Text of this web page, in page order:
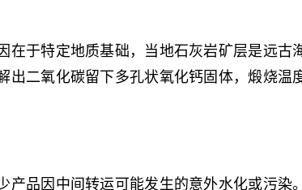
在于特定地质基础，当地石灰岩矿层是远
出二氧化碳留下多孔状氧化钙固体，煅烧
产品因中间转运可能发生的意外水化或污